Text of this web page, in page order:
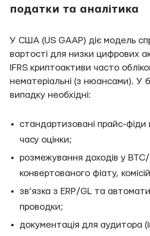
податки та аналітика
У США (US GAAP) діє модель
вартості для низки цифрових
IFRS криптоактиви часто
нематеріальні (з нюансами). У
випадку необхідні:
стандартизовані прайс‑фіди
часу оцінки;
розмежування доходів у BTC/
конвертованого фіату,
зв’язка з ERP/GL та
проводки;
документація для аудитора